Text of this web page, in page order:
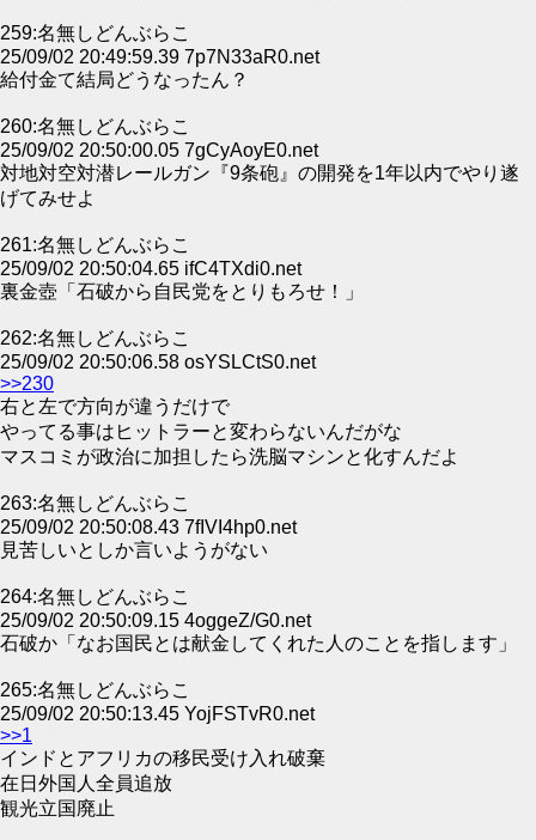
259:名無しどんぶらこ
25/09/02 20:49:59.39 7p7N33aR0.net
給付金て結局どうなったん？
260:名無しどんぶらこ
25/09/02 20:50:00.05 7gCyAoyE0.net
対地対空対潜レールガン『9条砲』の開発を1年以内でやり遂
げてみせよ
261:名無しどんぶらこ
25/09/02 20:50:04.65 ifC4TXdi0.net
裏金壺「石破から自民党をとりもろせ！」
262:名無しどんぶらこ
25/09/02 20:50:06.58 osYSLCtS0.net
>>230
右と左で方向が違うだけで
やってる事はヒットラーと変わらないんだがな
マスコミが政治に加担したら洗脳マシンと化すんだよ
263:名無しどんぶらこ
25/09/02 20:50:08.43 7fIVI4hp0.net
見苦しいとしか言いようがない
264:名無しどんぶらこ
25/09/02 20:50:09.15 4oggeZ/G0.net
石破か「なお国民とは献金してくれた人のことを指します」
265:名無しどんぶらこ
25/09/02 20:50:13.45 YojFSTvR0.net
>>1
インドとアフリカの移民受け入れ破棄
在日外国人全員追放
観光立国廃止